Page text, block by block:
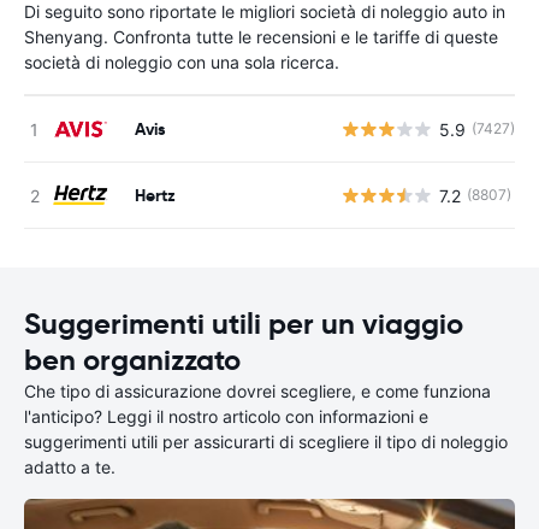
Di seguito sono riportate le migliori società di noleggio auto in
Shenyang. Confronta tutte le recensioni e le tariffe di queste
società di noleggio con una sola ricerca.
Avis 5.9 (7427)
Hertz 7.2 (8807)
Suggerimenti utili per un viaggio
ben organizzato
Che tipo di assicurazione dovrei scegliere, e come funziona
l'anticipo? Leggi il nostro articolo con informazioni e
suggerimenti utili per assicurarti di scegliere il tipo di noleggio
adatto a te.